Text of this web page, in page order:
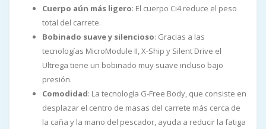
Cuerpo aún más ligero: El cuerpo Ci4 reduce el peso
total del carrete.
Bobinado suave y silencioso: Gracias a las
tecnologías MicroModule II, X-Ship y Silent Drive el
Ultrega tiene un bobinado muy suave incluso bajo
presión.
Comodidad: La tecnología G-Free Body, que consiste en
desplazar el centro de masas del carrete más cerca de
la caña y la mano del pescador, ayuda a reducir la fatiga